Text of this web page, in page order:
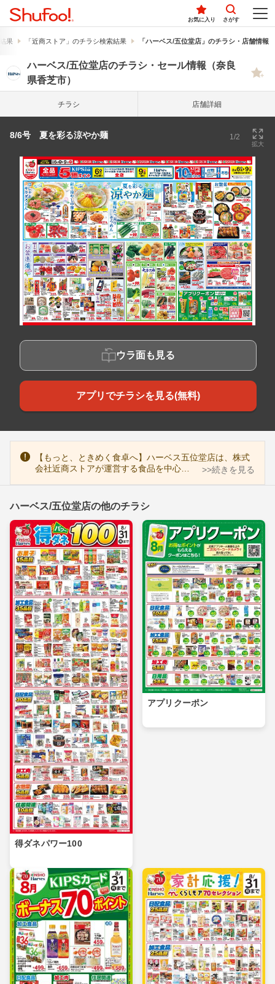
お気に入り さがす
果 「近商ストア」のチラシ検索結果 「ハーベス/五位堂店」のチラシ・店舗情報
ハーベス/五位堂店のチラシ・セール情報（奈良
県香芝市）
チラシ 店舗詳細
8/6号 夏を彩る涼やか麺 1/2
拡大
ウラ面も見る
アプリでチラシを見る(無料)
【もっと、ときめく食卓へ】ハーベス五位堂店は、株式
会社近商ストアが運営する食品を中心…
>>続きを見る
ハーベス/五位堂店の他のチラシ
得ダネパワー100
アプリクーポン